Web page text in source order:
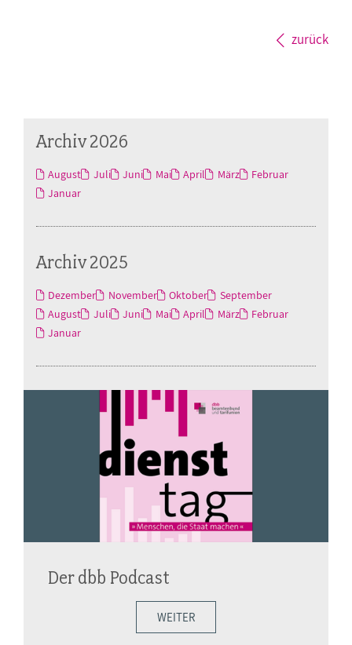
zurück
Archiv 2026
August Juli Juni Mai April März
Februar
Januar
Archiv 2025
Dezember November Oktober
September
August
Juli Juni Mai April März
Februar
Januar
Der dbb Podcast
WEITER